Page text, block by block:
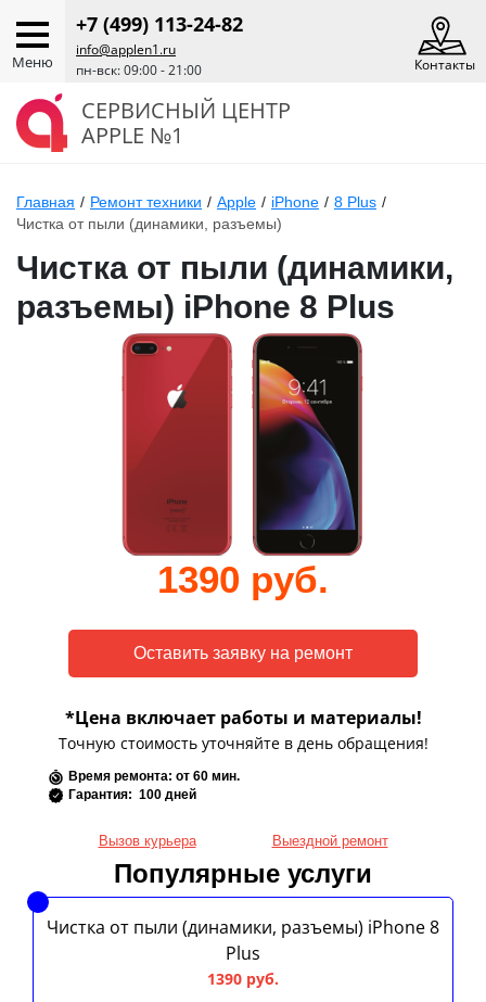
Меню
+7 (499) 113-24-82
info@applen1.ru
пн-вск: 09:00 - 21:00
Контакты
СЕРВИСНЫЙ ЦЕНТР
APPLE №1
Главная / Ремонт техники / Apple / iPhone / 8 Plus /
Чистка от пыли (динамики, разъемы)
Чистка от пыли (динамики,
разъемы) iPhone 8 Plus
1390 руб.
*Цена включает работы и материалы!
Точную стоимость уточняйте в день обращения!
Время ремонта: от 60 мин.
Гарантия: 100 дней
Вызов курьера Выездной ремонт
Популярные услуги
Чистка от пыли (динамики, разъемы) iPhone 8
Plus
1390 руб.